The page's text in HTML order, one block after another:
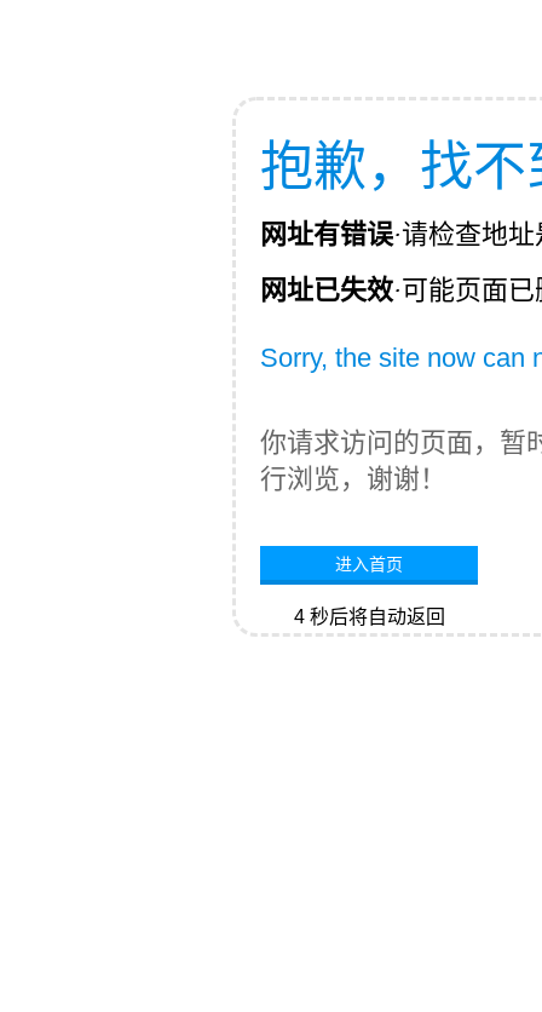
抱歉，找
网址有错误·请检查地
网址已失效·可能页面
Sorry, the site now can
你请求访问的页面，暂
行浏览，谢谢！
进入首页
4秒后将自动返回